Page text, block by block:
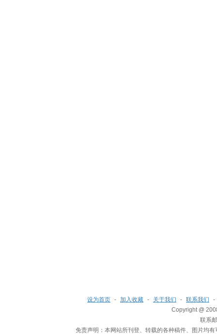
设为首页 - 加入收藏 - 关于我们 - 联系我们
-
Copyright @
联系
免责声明：本网站所刊登、转载的各种稿件、图片均